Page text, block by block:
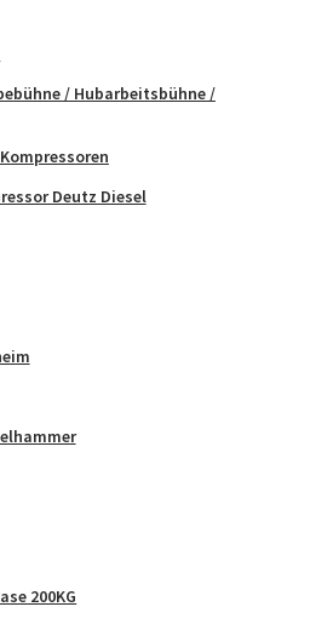
/ Hubarbeitsbühne /
Deutz Diesel
200KG